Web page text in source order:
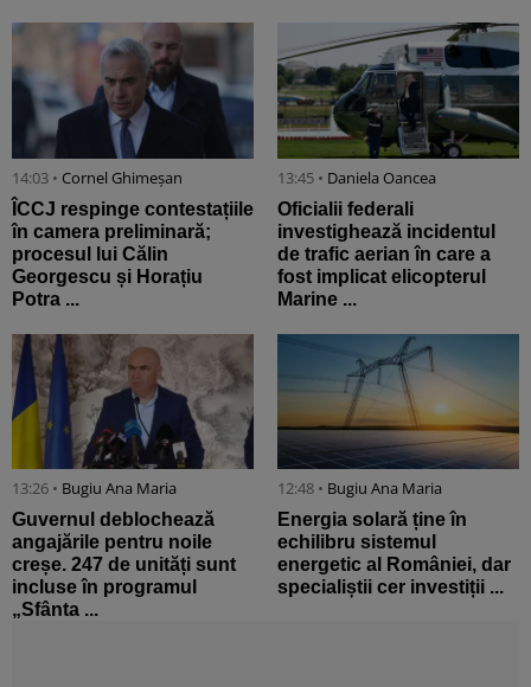
14:03 • Cornel Ghimeșan
ÎCCJ respinge contestațiile
în camera preliminară;
procesul lui Călin
Georgescu și Horațiu
Potra ...
13:45 • Daniela Oancea
Oficialii federali
investighează incidentul
de trafic aerian în care a
fost implicat elicopterul
Marine ...
13:26 • Bugiu ⁠Ana Maria
Guvernul deblochează
angajările pentru noile
creșe. 247 de unități sunt
incluse în programul
„Sfânta ...
12:48 • Bugiu ⁠Ana Maria
Energia solară ține în
echilibru sistemul
energetic al României, dar
specialiștii cer investiții ...